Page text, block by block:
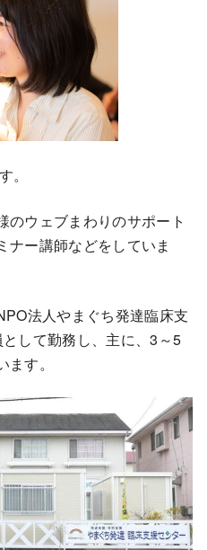
。
のウェブまわりのサポート
ナー講師などをしていま
法人やまぐち発達臨床支
して勤務し、主に、3～5
す。